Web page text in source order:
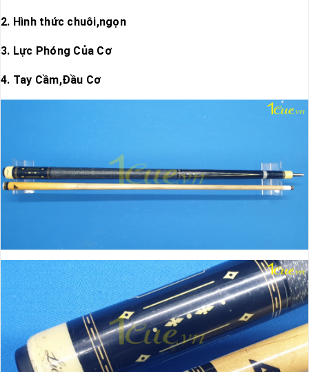
2. Hình thức chuôi,ngọn
3. Lực Phóng Của Cơ
4. Tay Cầm,Đầu Cơ